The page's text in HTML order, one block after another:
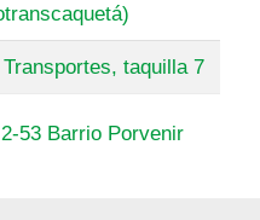
taquilla 7
53 Barrio Porvenir